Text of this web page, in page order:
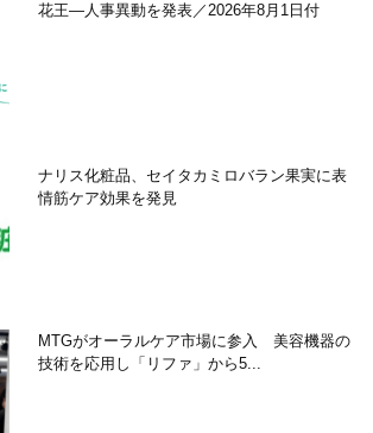
花王―人事異動を発表／2026年8月1日付
ナリス化粧品、セイタカミロバラン果実に表
情筋ケア効果を発見
MTGがオーラルケア市場に参入 美容機器の
技術を応用し「リファ」から5...